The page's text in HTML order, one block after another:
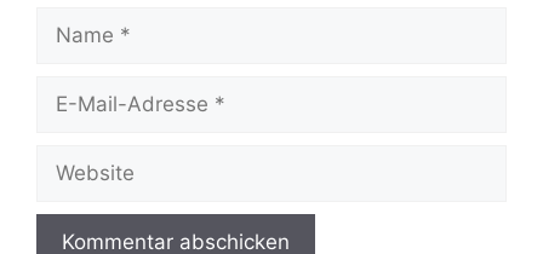
Name
Website